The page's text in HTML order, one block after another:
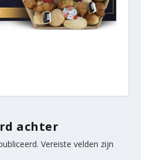
achter
Vereiste velden zijn